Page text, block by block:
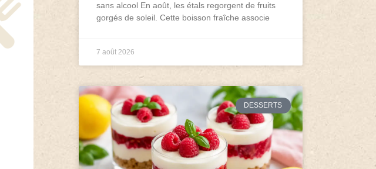
sans alcool En août, les étals regorgent de fruits
gorgés de soleil. Cette boisson fraîche associe
7 août 2026
DESSERTS